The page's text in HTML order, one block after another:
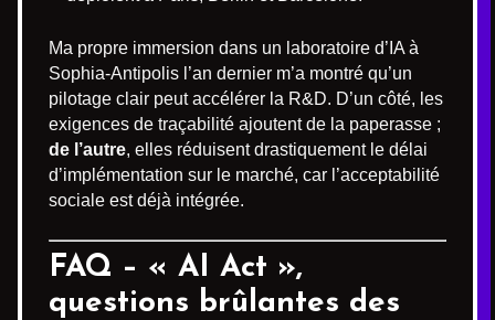
Ma propre immersion dans un laboratoire d’IA à
Sophia-Antipolis l’an dernier m’a montré qu’un
pilotage clair peut accélérer la R&D. D’un côté, les
exigences de traçabilité ajoutent de la paperasse ;
de l’autre, elles réduisent drastiquement le délai
d’implémentation sur le marché, car l’acceptabilité
sociale est déjà intégrée.
FAQ – « AI Act »,
questions brûlantes des